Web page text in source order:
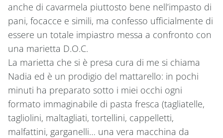
anche di cavarmela piuttosto bene nell’impasto di
pani, focacce e simili, ma confesso ufficialmente di
essere un totale impiastro messa a confronto con
una marietta D.O.C.
La marietta che si è presa cura di me si chiama
Nadia ed è un prodigio del mattarello: in pochi
minuti ha preparato sotto i miei occhi ogni
formato immaginabile di pasta fresca (tagliatelle,
tagliolini, maltagliati, tortellini, cappelletti,
malfattini, garganelli… una vera macchina da